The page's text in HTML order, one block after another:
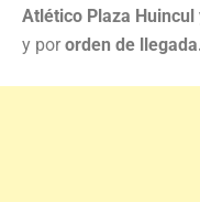
Atlético Plaza
y por orden de